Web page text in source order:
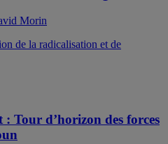
Morin
Tour d’horizon des forces